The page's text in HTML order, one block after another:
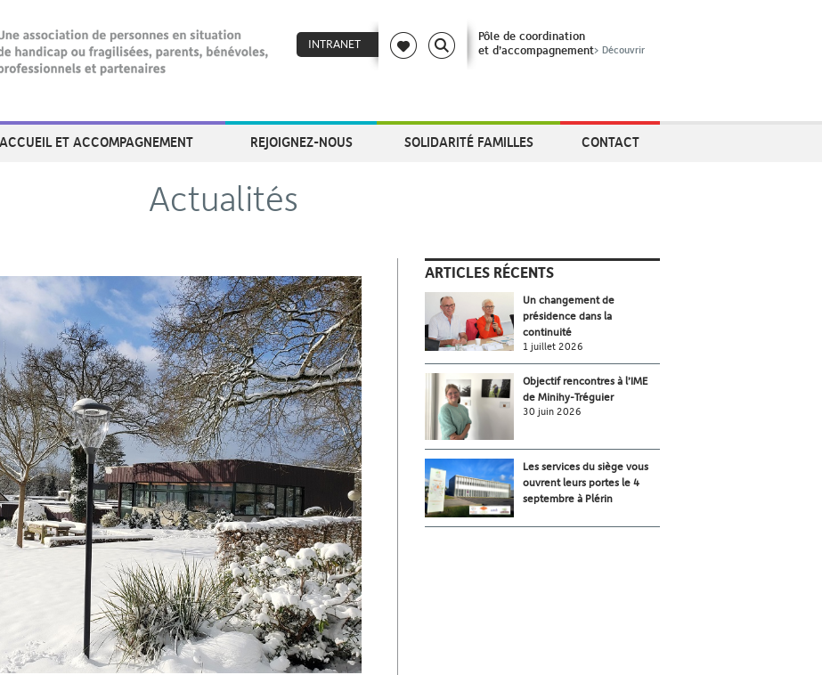
INTRANET
Pôle de coordination
et d’accompagnement> Découvrir
ACCUEIL ET ACCOMPAGNEMENT REJOIGNEZ-NOUS SOLIDARITÉ FAMILLES CONTACT
Actualités
ARTICLES RÉCENTS
Un changement de
présidence dans la
continuité
1 juillet 2026
Objectif rencontres à l’IME
de Minihy-Tréguier
30 juin 2026
Les services du siège vous
ouvrent leurs portes le 4
septembre à Plérin